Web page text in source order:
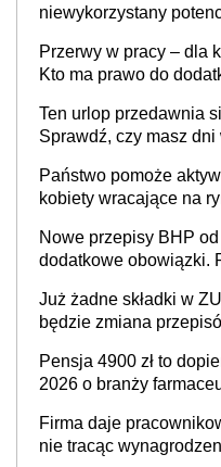
niewykorzystany
refundacji, ale bariery
świadomości
Przerwy w pracy – dla
Kto ma prawo do
Ten urlop przedawnia
Sprawdź, czy masz
Państwo pomoże
kobiety wracające na
neuroatypowe.
Inkluzywności w
Nowe przepisy BHP
dodatkowe obowiązki.
Już żadne składki w
będzie zmiana
Pensja 4900 zł to
2026 o branży
Firma daje
nie tracąc